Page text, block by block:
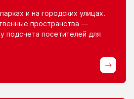
и на городских улицах.
пространства —
подсчета посетителей для